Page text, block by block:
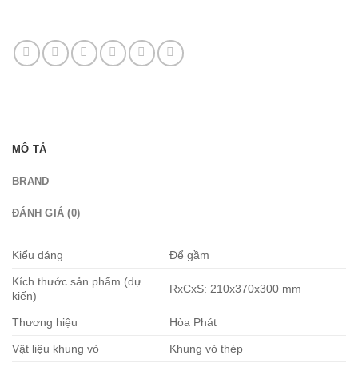
MÔ TẢ
BRAND
ĐÁNH GIÁ (0)
Kiểu dáng Để gầm
Kích thước sản phẩm (dự
kiến)
RxCxS: 210x370x300 mm
Thương hiệu Hòa Phát
Vật liệu khung vỏ Khung vỏ thép